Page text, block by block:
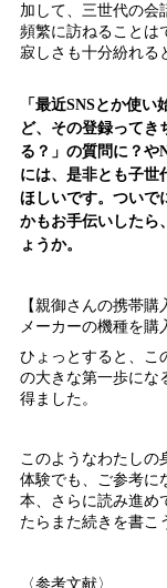
加して、三世代の会
頻繁に訪ねることは
寂しさも十分紛れる
「最近SNSとか使
ど、その登録ってき
る？」の質問に？や
には、是非とも子世
ほしいです。ついで
かもお手伝いしたら
ょうか。
【親御さんの携帯
メーカーの機種を購
ひょっとすると、こ
の大きな第一歩にな
得ました。
このようなわたしの
体験でも、ご参考に
本、さらに読み進め
たらまた続きを書こ